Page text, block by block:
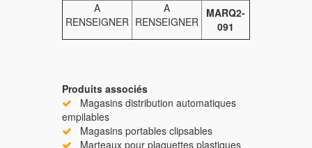
A
RENSEIGNER
A
RENSEIGNER
MARQ2-
091
Produits associés
Magasins distribution automatiques
empilables
Magasins portables clipsables
Marteaux pour plaquettes plastiques